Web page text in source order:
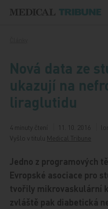
Nová data ze
ukazují na
liraglutidu
4 minuty čtení 11. 10. 2016
Vyšlo v titulu Medical Tribune
Jedno z programových
Evropské asociace pro
tvořily mikrovaskulární
zvláště pak diabetická